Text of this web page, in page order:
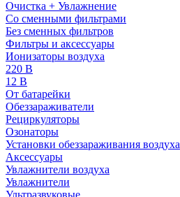
Очистка + Увлажнение
Cо сменными фильтрами
Без сменных фильтров
Фильтры и аксессуары
Ионизаторы воздуха
220 В
12 В
От батарейки
Обеззараживатели
Рециркуляторы
Озонаторы
Установки обеззараживания воздуха
Аксессуары
Увлажнители воздуха
Увлажнители
Ультразвуковые